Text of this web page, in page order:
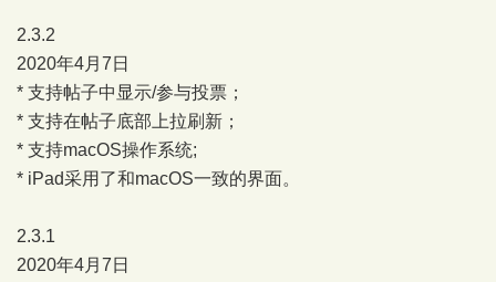
2.3.2
2020年4月7日
* 支持帖子中显示/参与投票；
* 支持在帖子底部上拉刷新；
* 支持macOS操作系统;
* iPad采用了和macOS一致的界面。
2.3.1
2020年4月7日